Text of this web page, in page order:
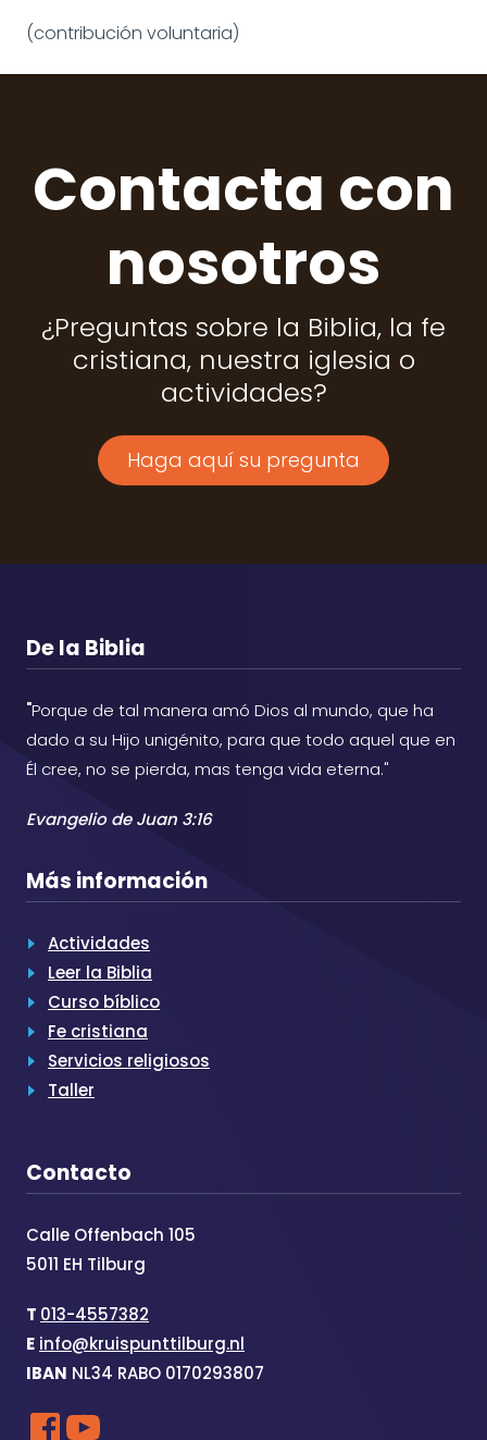
(contribución voluntaria)
Contacta con
nosotros
¿Preguntas sobre la Biblia, la fe
cristiana, nuestra iglesia o
actividades?
Haga aquí su pregunta
De la Biblia
"Porque de tal manera amó Dios al mundo, que ha
dado a su Hijo unigénito, para que todo aquel que en
Él cree, no se pierda, mas tenga vida eterna."
Evangelio de Juan 3:16
Más información
Actividades
Leer la Biblia
Curso bíblico
Fe cristiana
Servicios religiosos
Taller
Contacto
Calle Offenbach 105
5011 EH Tilburg
T 013-4557382
E info@kruispunttilburg.nl
IBAN NL34 RABO 0170293807